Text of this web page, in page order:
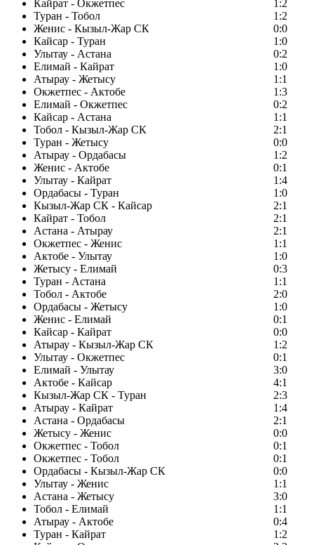
Кайрат - Окжетпес
1:2
Туран - Тобол
1:2
Женис - Кызыл-Жар СК
0:0
Кайсар - Туран
1:0
Улытау - Астана
0:2
Елимай - Кайрат
1:0
Атырау - Жетысу
1:1
Окжетпес - Актобе
1:3
Елимай - Окжетпес
0:2
Кайсар - Астана
1:1
Тобол - Кызыл-Жар СК
2:1
Туран - Жетысу
0:0
Атырау - Ордабасы
1:2
Женис - Актобе
0:1
Улытау - Кайрат
1:4
Ордабасы - Туран
1:0
Кызыл-Жар СК - Кайсар
2:1
Кайрат - Тобол
2:1
Астана - Атырау
2:1
Окжетпес - Женис
1:1
Актобе - Улытау
1:0
Жетысу - Елимай
0:3
Туран - Астана
1:1
Тобол - Актобе
2:0
Ордабасы - Жетысу
1:0
Женис - Елимай
0:1
Кайсар - Кайрат
0:0
Атырау - Кызыл-Жар СК
1:2
Улытау - Окжетпес
0:1
Елимай - Улытау
3:0
Актобе - Кайсар
4:1
Кызыл-Жар СК - Туран
2:3
Атырау - Кайрат
1:4
Астана - Ордабасы
2:1
Жетысу - Женис
0:0
Окжетпес - Тобол
0:1
Окжетпес - Тобол
0:1
Ордабасы - Кызыл-Жар СК
0:0
Улытау - Женис
1:1
Астана - Жетысу
3:0
Тобол - Елимай
1:1
Атырау - Актобе
0:4
Туран - Кайрат
1:2